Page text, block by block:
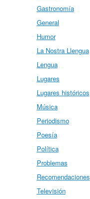
Gastronomía
General
Humor
La Nostra Llengua
Lengua
Lugares
Lugares históricos
Música
Periodismo
Poesía
Política
Problemas
Recomendaciones
Televisión